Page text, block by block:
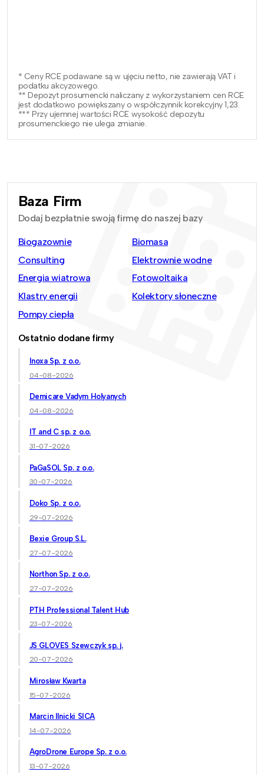
* Ceny RCE podawane są w ujęciu netto, nie zawierają VAT i
podatku akcyzowego.
** Depozyt prosumencki naliczany z wykorzystaniem cen RCE
jest dodatkowo powiększany o współczynnik korekcyjny 1,23.
*** Przy ujemnej wartości RCE wysokość depozytu
prosumenckiego nie ulega zmianie.
Baza Firm
Dodaj bezpłatnie swoją firmę do naszej bazy
Biogazownie
Biomasa
Consulting
Elektrownie wodne
Energia wiatrowa
Fotowoltaika
Klastry energii
Kolektory słoneczne
Pompy ciepła
Ostatnio dodane firmy
Inoxa Sp. z o.o.
04-08-2026
Demicare Vadym Holyanych
04-08-2026
IT and C sp. z o.o.
31-07-2026
PaGaSOL Sp. z o.o.
30-07-2026
Doko Sp. z o.o.
29-07-2026
Bexie Group S.L.
27-07-2026
Northon Sp. z o.o.
27-07-2026
PTH Professional Talent Hub
23-07-2026
JS GLOVES Szewczyk sp. j.
20-07-2026
Mirosław Kwarta
15-07-2026
Marcin Ilnicki SICA
14-07-2026
AgroDrone Europe Sp. z o.o.
13-07-2026